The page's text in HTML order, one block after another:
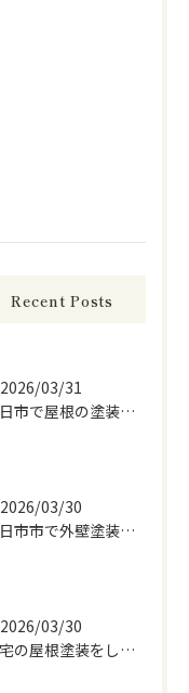
Recent Posts
2026/03/31
四日市で屋根の塗装をしています
2026/03/30
四日市市で外壁塗装をしています
2026/03/30
住宅の屋根塗装をしています